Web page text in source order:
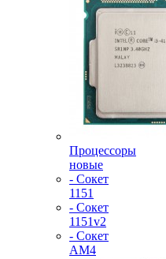
Процессоры
новые
- Сокет
1151
- Сокет
1151v2
- Сокет
AM4